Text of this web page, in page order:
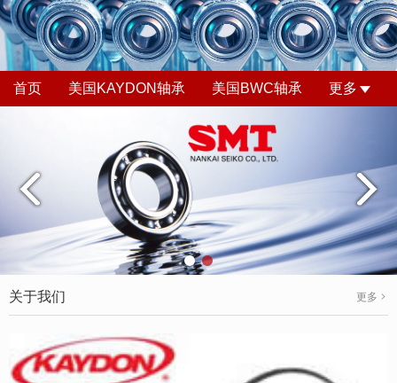
首页 美国KAYDON轴承 美国BWC轴承 更多
关于我们 更多